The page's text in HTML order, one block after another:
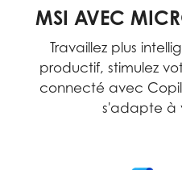
MSI AVEC
Travaillez plus
productif, stimulez
connecté avec
s'adapte à